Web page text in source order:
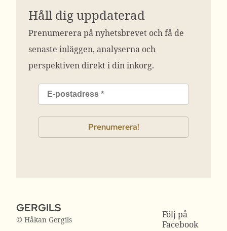
Håll dig uppdaterad
Prenumerera på nyhetsbrevet och få de
senaste inläggen, analyserna och
perspektiven direkt i din inkorg.
GERGILS
© Håkan Gergils
Följ på
Facebook